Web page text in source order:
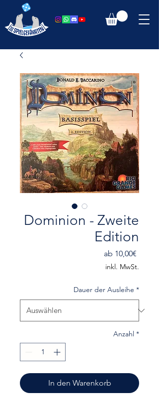
Dominion - Zweite
Edition
ab 10,00€
inkl. MwSt.
Dauer der Ausleihe *
Anzahl *
In den Warenkorb